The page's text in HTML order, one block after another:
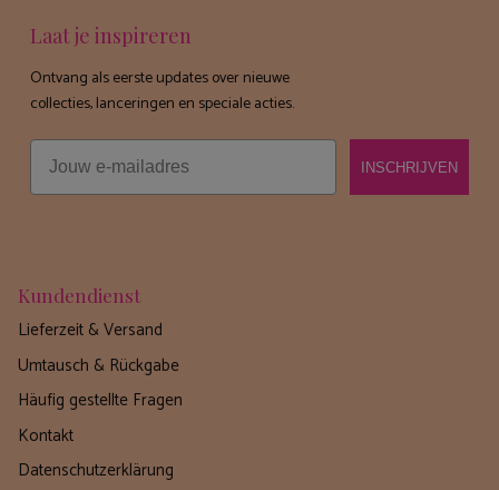
Laat je inspireren
Ontvang als eerste updates over nieuwe
collecties, lanceringen en speciale acties.
Email
INSCHRIJVEN
Kundendienst
Lieferzeit & Versand
Umtausch & Rückgabe
Häufig gestellte Fragen
Kontakt
Datenschutzerklärung